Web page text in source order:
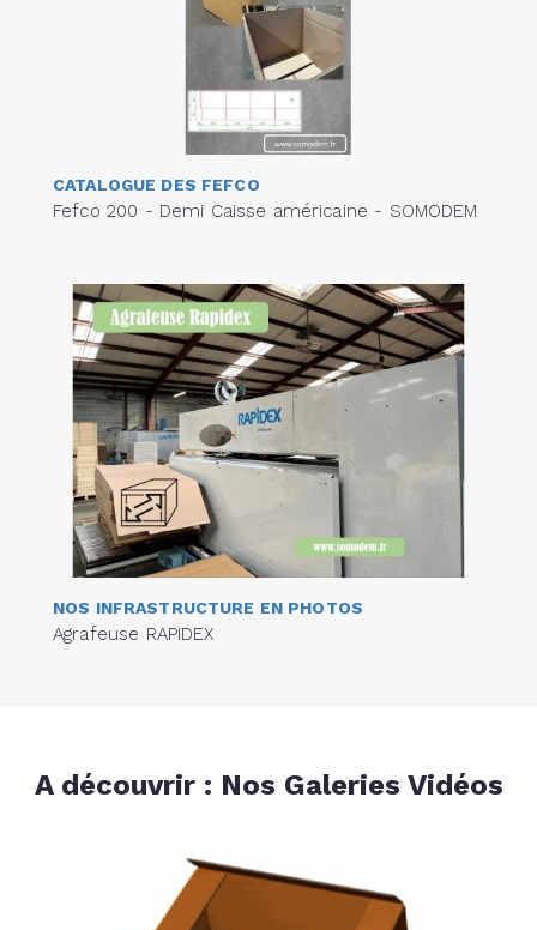
CATALOGUE DES FEFCO
Fefco 200 - Demi Caisse américaine - SOMODEM
NOS INFRASTRUCTURE EN PHOTOS
Agrafeuse RAPIDEX
A découvrir : Nos Galeries Vidéos